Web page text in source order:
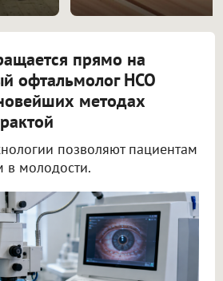
прямо на
офтальмолог НСО
методах
позволяют пациентам
в молодости.